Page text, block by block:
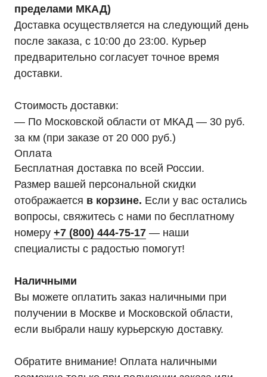
пределами МКАД)
Доставка осуществляется на следующий день
после заказа, с 10:00 до 23:00. Курьер
предварительно согласует точное время
доставки.
Стоимость доставки:
— По Московской области от МКАД — 30 руб.
за км (при заказе от 20 000 руб.)
Оплата
Бесплатная доставка по всей России.
Размер вашей персональной скидки
отображается в корзине. Если у вас остались
вопросы, свяжитесь с нами по бесплатному
номеру +7 (800) 444-75-17 — наши
специалисты с радостью помогут!
Наличными
Вы можете оплатить заказ наличными при
получении в Москве и Московской области,
если выбрали нашу курьерскую доставку.
Обратите внимание! Оплата наличными